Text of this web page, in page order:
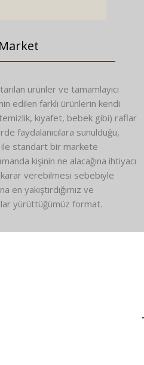
Market
ürünler ve tamamlayıcı
edilen farklı ürünlerin kendi
kıyafet, bebek gibi) raflar
faydalanıcılara sunulduğu,
ile standart bir markete
kişinin ne alacağına ihtiyacı
verebilmesi sebebiyle
en yakıştırdığımız ve
yürüttüğümüz format.